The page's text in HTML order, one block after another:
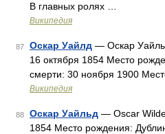
В главных ролях …
Википедия
87 Оскар Уайлд — Оскар
16 октября 1854 Место
смерти: 30 ноября 1900
Википедия
88 Оскар Уайльд — Oscar
1854 Место рождения: